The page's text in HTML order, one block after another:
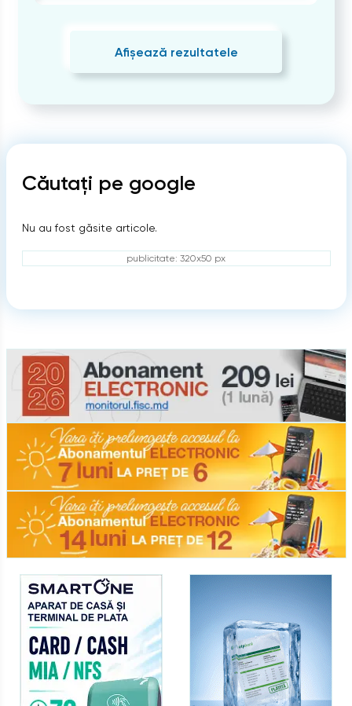
Afișează rezultatele
Căutați pe google
Nu au fost găsite articole.
publicitate: 320x50 px